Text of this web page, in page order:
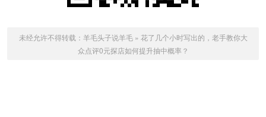
未经允许不得转载： 羊毛头子说羊毛» 花了几个小时写出的，老手教你大
众点评0元探店如何提升抽中概率？